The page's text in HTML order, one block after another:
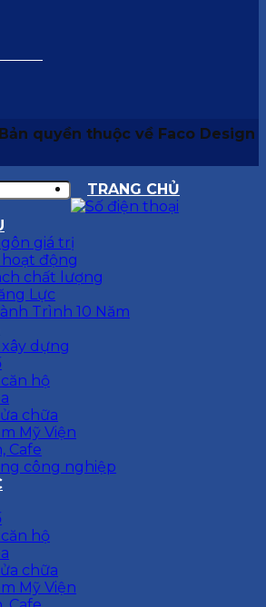
Bản quyền thuộc về Faco Design
TRANG CHỦ
giá trị
động
chất lượng
Lực
Trình 10 Năm
dựng
hộ
chữa
Mỹ Viện
Cafe
công nghiệp
hộ
chữa
Mỹ Viện